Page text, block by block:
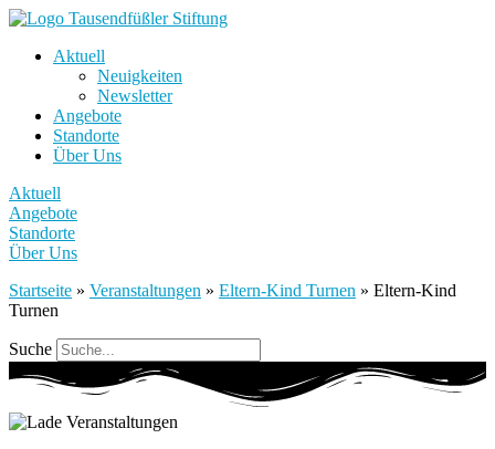
Aktuell
Neuigkeiten
Newsletter
Angebote
Standorte
Über Uns
Aktuell
Angebote
Standorte
Über Uns
Startseite » Veranstaltungen » Eltern-Kind Turnen » Eltern-Kind
Turnen
Suche